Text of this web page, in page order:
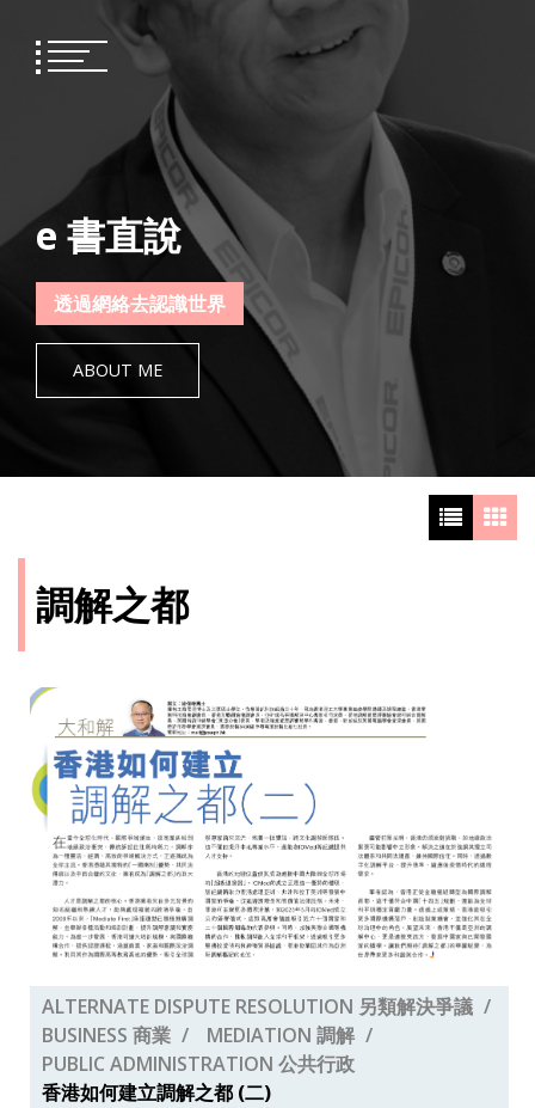
content
e 書直說
透過網絡去認識世界
ABOUT ME
調解之都
ALTERNATE DISPUTE RESOLUTION 另類解決爭議
BUSINESS 商業
MEDIATION 調解
PUBLIC ADMINISTRATION 公共行政
香港如何建立調解之都 (二)